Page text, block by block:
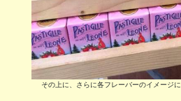
その上に、さらに各フレーバーのイメージ